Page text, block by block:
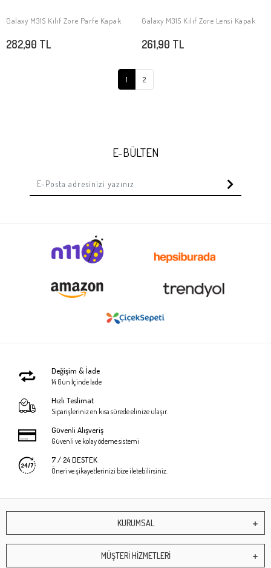
Stokta Yok
Galaxy M31S Kılıf Zore Parfe Kapak
282,90 TL
Stokta Yok
Galaxy M31S Kılıf Zore Lensi Kapak
261,90 TL
1 2
E-BÜLTEN
Değişim & İade
14 Gün İçinde İade
Hızlı Teslimat
Siparişleriniz en kısa sürede elinize ulaşır.
Güvenli Alışveriş
Güvenli ve kolay ödeme sistemi
7 / 24 DESTEK
Öneri ve şikayetlerinizi bize iletebilirsiniz.
KURUMSAL
MÜŞTERİ HİZMETLERİ